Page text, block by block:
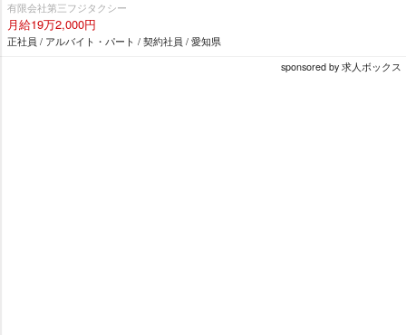
有限会社第三フジタクシー
月給19万2,000円
正社員 / アルバイト・パート / 契約社員 / 愛知県
sponsored by 求人ボックス